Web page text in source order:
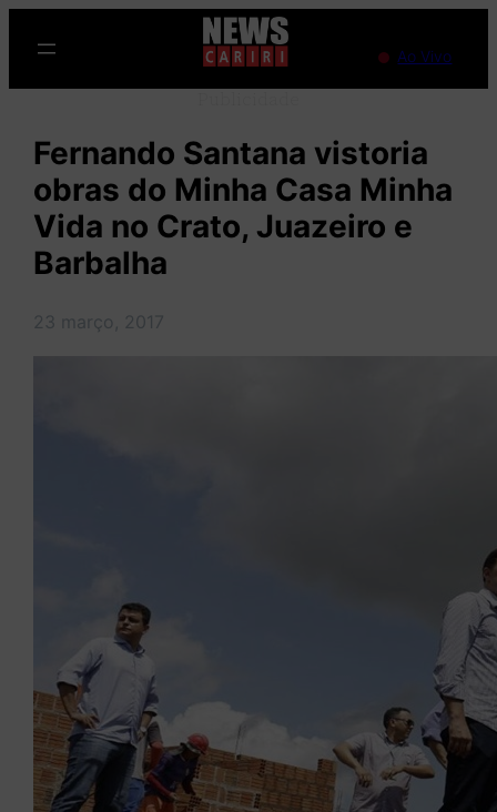
para
o
Ao Vivo
Fernando Santana vistoria
obras do Minha Casa Minha
Vida no Crato, Juazeiro e
Barbalha
23 março, 2017